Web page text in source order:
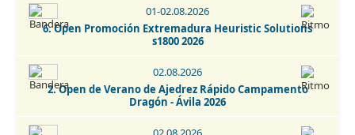
05.09.2026
6. Torneo Fiestas Patronales Navalcarnero 2026 -
Categoría Infantil
05.09.2026
Torneo Super Blitz Chess Marathon Fiestas de Alcorcón
2026
01-02.08.2026
6. Open Promoción Extremadura Heuristic Solutions
s1800 2026
02.08.2026
2. Open de Verano de Ajedrez Rápido Campamento
Dragón - Ávila 2026